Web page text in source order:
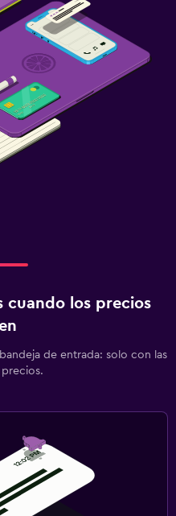
cuando los precios
de entrada: solo con las